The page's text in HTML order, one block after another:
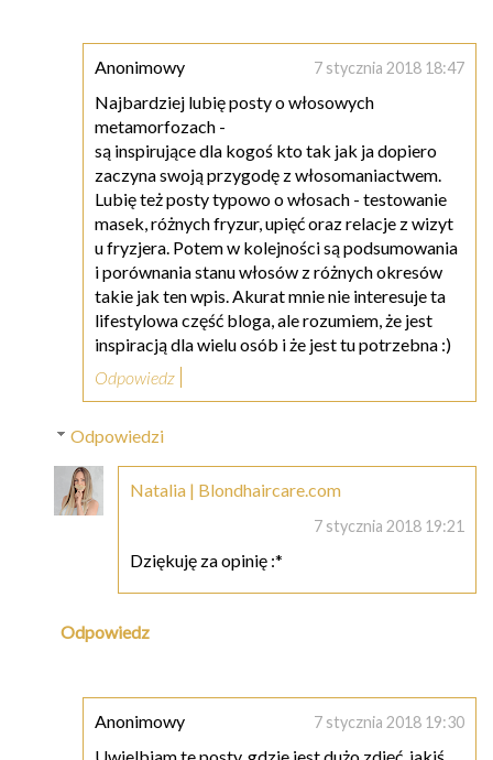
Anonimowy 7 stycznia 2018 18:47
Najbardziej lubię posty o włosowych
metamorfozach -
są inspirujące dla kogoś kto tak jak ja dopiero
zaczyna swoją przygodę z włosomaniactwem.
Lubię też posty typowo o włosach - testowanie
masek, różnych fryzur, upięć oraz relacje z wizyt
u fryzjera. Potem w kolejności są podsumowania
i porównania stanu włosów z różnych okresów
takie jak ten wpis. Akurat mnie nie interesuje ta
lifestylowa część bloga, ale rozumiem, że jest
inspiracją dla wielu osób i że jest tu potrzebna :)
Odpowiedz
Odpowiedzi
Natalia | Blondhaircare.com
7 stycznia 2018 19:21
Dziękuję za opinię :*
Odpowiedz
Anonimowy 7 stycznia 2018 19:30
Uwielbiam te posty, gdzie jest dużo zdjęć, jakiś